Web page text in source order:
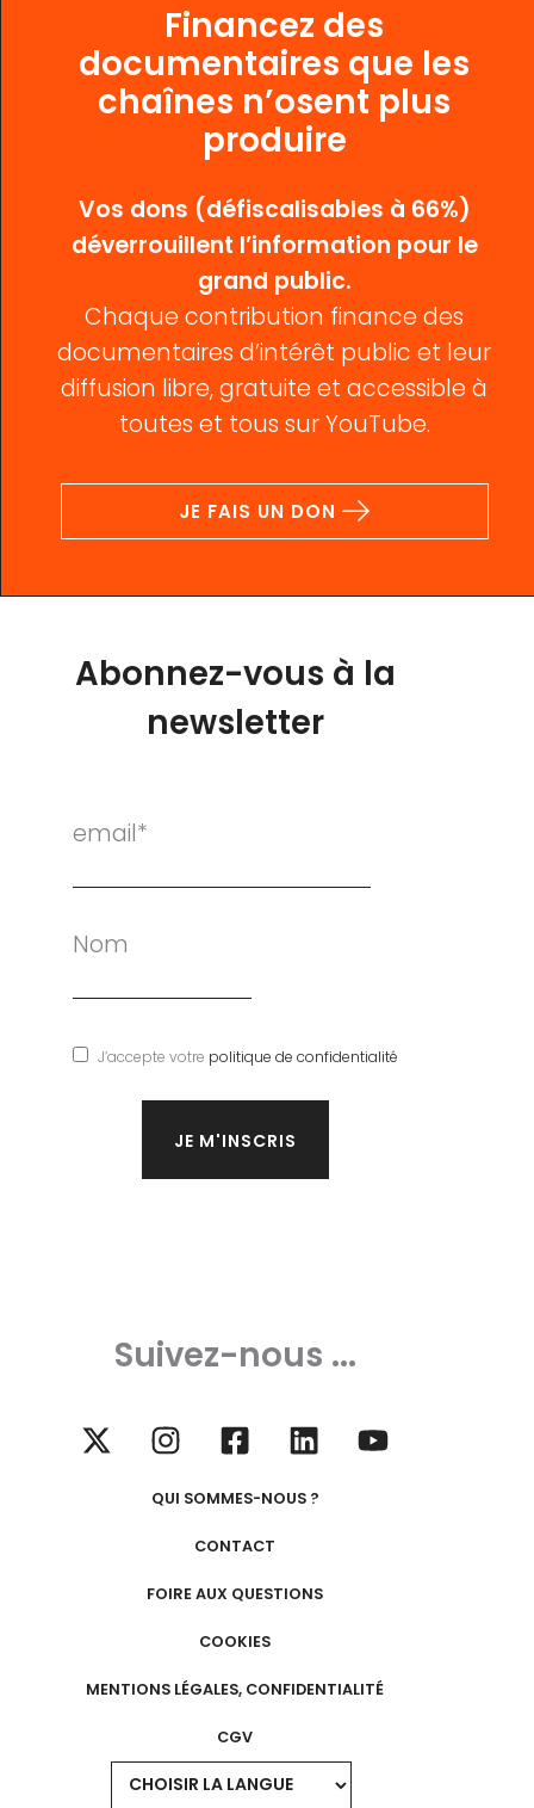
Financez des
documentaires que les
chaînes n’osent plus
produire
Vos dons (défiscalisables à 66%)
déverrouillent l’information pour le
grand public.
Chaque contribution finance des
documentaires d’intérêt public et leur
diffusion libre, gratuite et accessible à
toutes et tous sur YouTube.
JE FAIS UN DON
Abonnez-vous à la
newsletter
email*
Nom
J’accepte votre politique de confidentialité
Suivez-nous ...
QUI SOMMES-NOUS ?
CONTACT
FOIRE AUX QUESTIONS
COOKIES
MENTIONS LÉGALES, CONFIDENTIALITÉ
CGV